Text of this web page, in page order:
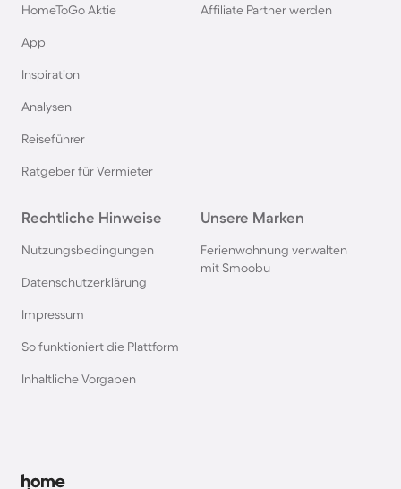
Ferienhäuser & Ferienwohnung mit Hund am
Ferienhäuser & Ferienwohnung mit Hund an der
Nordsee
Ferienhäuser & Ferienwohnung mit Hund im
Allgäu
Fehmarn
Ferienhäuser & Ferienwohnung mit Hund in
HomeToGo Aktie
App
Inspiration
Analysen
Reiseführer
Ratgeber für Vermieter
Affiliate Partner werden
Rechtliche Hinweise
Nutzungsbedingungen
Datenschutzerklärung
Impressum
So funktioniert die Plattform
Inhaltliche Vorgaben
Unsere Marken
Ferienwohnung verwalten
mit Smoobu